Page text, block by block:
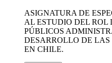
ASIGNATURA DE
AL ESTUDIO DEL ROL
PÚBLICOS
DESARROLLO DE
EN CHILE.